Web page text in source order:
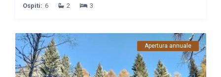
Ospiti: 6 2 3
Apertura annuale